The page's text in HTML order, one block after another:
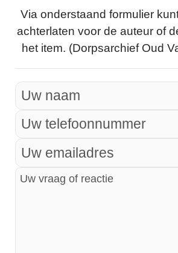
Via onderstaand formulier
achterlaten voor de auteur of
het item. (Dorpsarchief Oud